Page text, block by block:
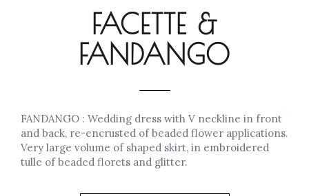
FACETTE &
FANDANGO
FANDANGO : Wedding dress with V neckline in front
and back, re-encrusted of beaded flower applications.
Very large volume of shaped skirt, in embroidered
tulle of beaded florets and glitter.